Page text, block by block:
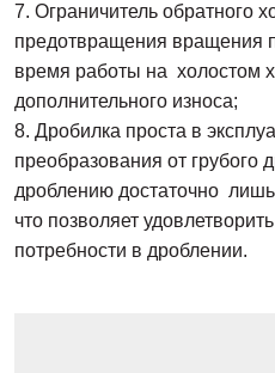
7. Ограничитель обратного
предотвращения вращения
время работы на холостом
дополнительного износа;
8. Дробилка проста в
преобразования от грубого
дроблению достаточно
что позволяет
потребности в дроблении.